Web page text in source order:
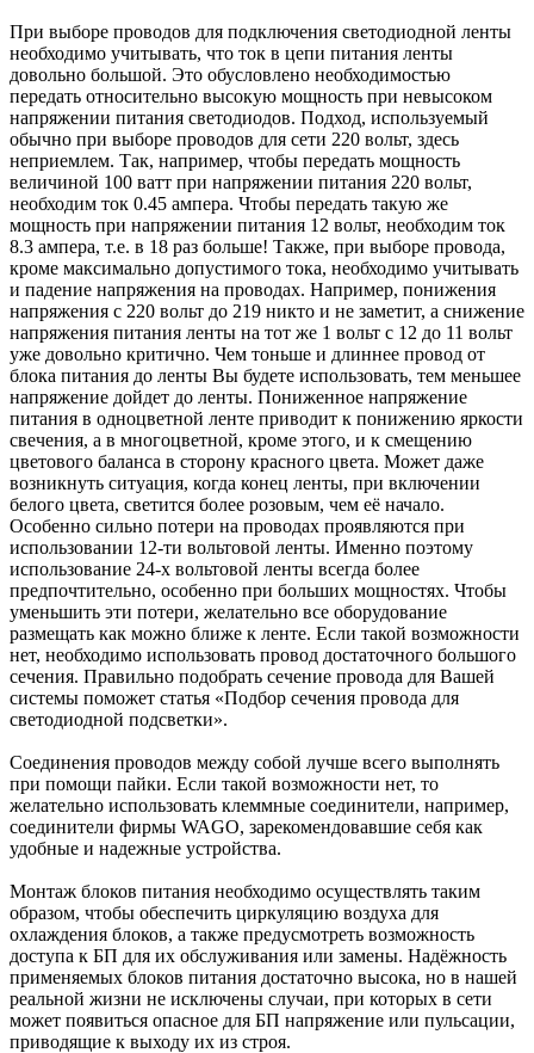
При выборе проводов для подключения светодиодной ленты
необходимо учитывать, что ток в цепи питания ленты
довольно большой. Это обусловлено необходимостью
передать относительно высокую мощность при невысоком
напряжении питания светодиодов. Подход, используемый
обычно при выборе проводов для сети 220 вольт, здесь
неприемлем. Так, например, чтобы передать мощность
величиной 100 ватт при напряжении питания 220 вольт,
необходим ток 0.45 ампера. Чтобы передать такую же
мощность при напряжении питания 12 вольт, необходим ток
8.3 ампера, т.е. в 18 раз больше! Также, при выборе провода,
кроме максимально допустимого тока, необходимо учитывать
и падение напряжения на проводах. Например, понижения
напряжения с 220 вольт до 219 никто и не заметит, а снижение
напряжения питания ленты на тот же 1 вольт с 12 до 11 вольт
уже довольно критично. Чем тоньше и длиннее провод от
блока питания до ленты Вы будете использовать, тем меньшее
напряжение дойдет до ленты. Пониженное напряжение
питания в одноцветной ленте приводит к понижению яркости
свечения, а в многоцветной, кроме этого, и к смещению
цветового баланса в сторону красного цвета. Может даже
возникнуть ситуация, когда конец ленты, при включении
белого цвета, светится более розовым, чем её начало.
Особенно сильно потери на проводах проявляются при
использовании 12-ти вольтовой ленты. Именно поэтому
использование 24-х вольтовой ленты всегда более
предпочтительно, особенно при больших мощностях. Чтобы
уменьшить эти потери, желательно все оборудование
размещать как можно ближе к ленте. Если такой возможности
нет, необходимо использовать провод достаточного большого
сечения. Правильно подобрать сечение провода для Вашей
системы поможет статья «Подбор сечения провода для
светодиодной подсветки».
Соединения проводов между собой лучше всего выполнять
при помощи пайки. Если такой возможности нет, то
желательно использовать клеммные соединители, например,
соединители фирмы WAGO, зарекомендовавшие себя как
удобные и надежные устройства.
Монтаж блоков питания необходимо осуществлять таким
образом, чтобы обеспечить циркуляцию воздуха для
охлаждения блоков, а также предусмотреть возможность
доступа к БП для их обслуживания или замены. Надёжность
применяемых блоков питания достаточно высока, но в нашей
реальной жизни не исключены случаи, при которых в сети
может появиться опасное для БП напряжение или пульсации,
приводящие к выходу их из строя.